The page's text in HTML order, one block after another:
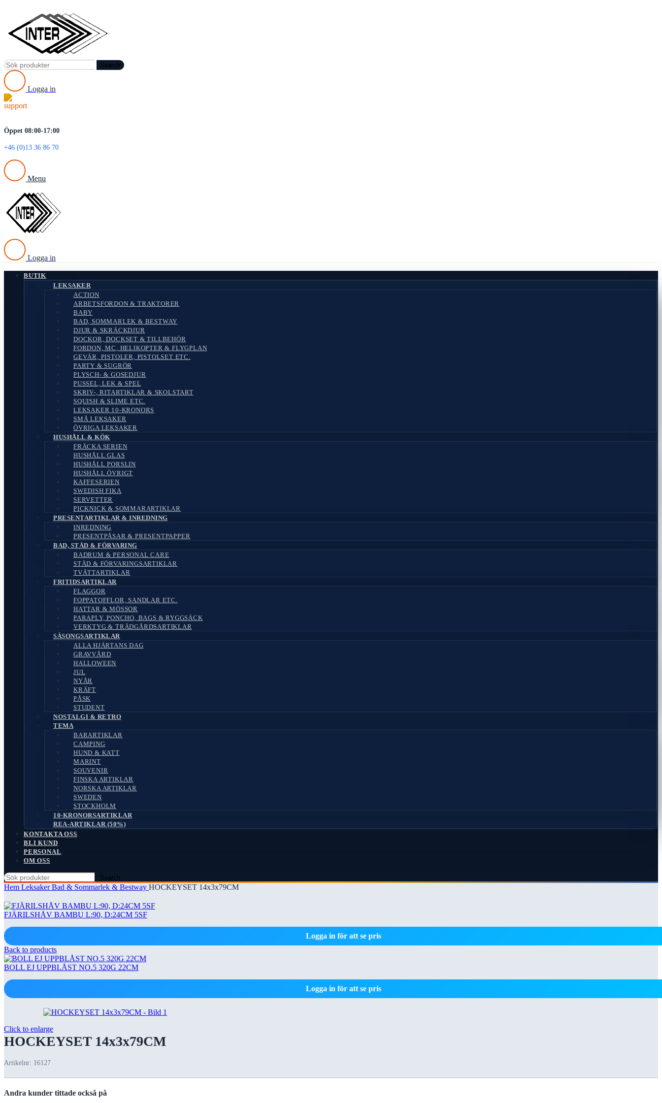
Search
Logga in
Öppet 08:00-17:00
+46 (0)13 36 86 70
Menu
Logga in
BUTIK
LEKSAKER
ACTION
ARBETSFORDON & TRAKTORER
BABY
BAD, SOMMARLEK & BESTWAY
DJUR & SKRÄCKDJUR
DOCKOR, DOCKSET & TILLBEHÖR
FORDON, MC, HELIKOPTER & FLYGPLAN
GEVÄR, PISTOLER, PISTOLSET ETC.
PARTY & SUGRÖR
PLYSCH- & GOSEDJUR
PUSSEL, LEK & SPEL
SKRIV-, RITARTIKLAR & SKOLSTART
SQUISH & SLIME ETC.
LEKSAKER 10-KRONORS
SMÅ LEKSAKER
ÖVRIGA LEKSAKER
HUSHÅLL & KÖK
FRÄCKA SERIEN
HUSHÅLL GLAS
HUSHÅLL PORSLIN
HUSHÅLL ÖVRIGT
KAFFESERIEN
SWEDISH FIKA
SERVETTER
PICKNICK & SOMMARARTIKLAR
PRESENTARTIKLAR & INREDNING
INREDNING
PRESENTPÅSAR & PRESENTPAPPER
BAD, STÄD & FÖRVARING
BADRUM & PERSONAL CARE
STÄD & FÖRVARINGSARTIKLAR
TVÄTTARTIKLAR
FRITIDSARTIKLAR
FLAGGOR
FOPPATOFFLOR, SANDLAR ETC.
HATTAR & MÖSSOR
PARAPLY, PONCHO, BAGS & RYGGSÄCK
VERKTYG & TRÄDGÅRDSARTIKLAR
SÄSONGSARTIKLAR
ALLA HJÄRTANS DAG
GRAVVÅRD
HALLOWEEN
JUL
NYÅR
KRÄFT
PÅSK
STUDENT
NOSTALGI & RETRO
TEMA
BARARTIKLAR
CAMPING
HUND & KATT
MARINT
SOUVENIR
FINSKA ARTIKLAR
NORSKA ARTIKLAR
SWEDEN
STOCKHOLM
10-KRONORSARTIKLAR
REA-ARTIKLAR (50%)
KONTAKTA OSS
BLI KUND
PERSONAL
OM OSS
Search
Hem LeksakerBad & Sommarlek & Bestway HOCKEYSET 14x3x79CM
FJÄRILSHÅV BAMBU L:90, D:24CM 5SF
Logga in för att se pris
Back to products
BOLL EJ UPPBLÅST NO.5 320G 22CM
Logga in för att se pris
Click to enlarge
HOCKEYSET 14x3x79CM
Artikelnr: 16127
Andra kunder tittade också på